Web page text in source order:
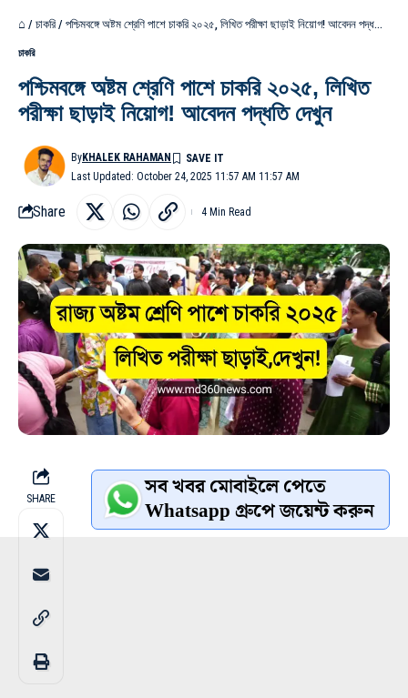
⌂ / চাকরি / পশ্চিমবঙ্গে অষ্টম শ্রেণি পাশে চাকরি ২০২৫, লিখিত পরীক্ষা ছাড়াই নিয়োগ! আবেদন পদ্ধতি দেখুন
চাকরি
পশ্চিমবঙ্গে অষ্টম শ্রেণি পাশে চাকরি ২০২৫, লিখিত
পরীক্ষা ছাড়াই নিয়োগ! আবেদন পদ্ধতি দেখুন
Last Updated: October 24, 2025 11:57 AM 11:57 AM
ByKHALEK RAHAMAN
Share 4 Min Read
SHARE সব খবর মোবাইলে পেতে
Whatsapp গ্রুপে জয়েন্ট করুন